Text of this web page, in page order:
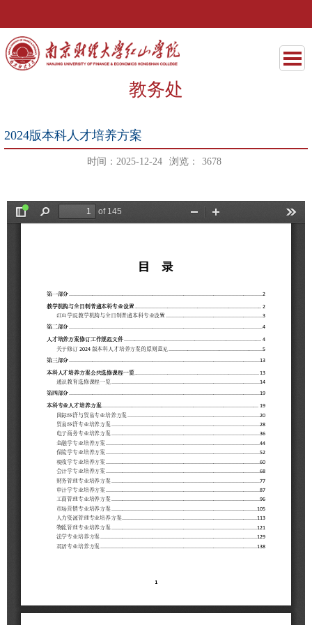
教务处
2024版本科人才培养方案
时间：2025-12-24 浏览： 3678